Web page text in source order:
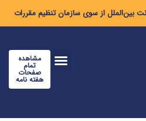
مشاهده
تمام
صفحات
هفته نامه